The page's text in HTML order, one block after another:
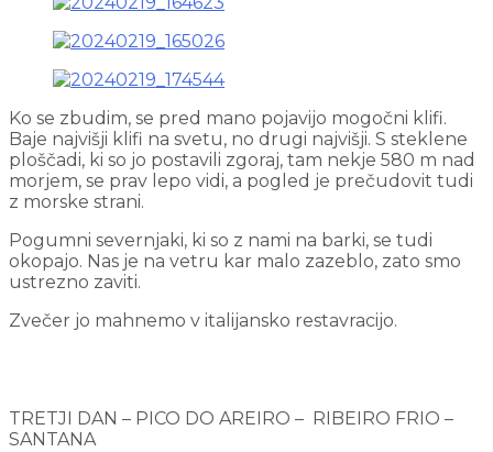
Ko se zbudim, se pred mano pojavijo mogočni klifi.
Baje najvišji klifi na svetu, no drugi najvišji. S steklene
ploščadi, ki so jo postavili zgoraj, tam nekje 580 m nad
morjem, se prav lepo vidi, a pogled je prečudovit tudi
z morske strani.
Pogumni severnjaki, ki so z nami na barki, se tudi
okopajo. Nas je na vetru kar malo zazeblo, zato smo
ustrezno zaviti.
Zvečer jo mahnemo v italijansko restavracijo.
TRETJI DAN – PICO DO AREIRO – RIBEIRO FRIO –
SANTANA